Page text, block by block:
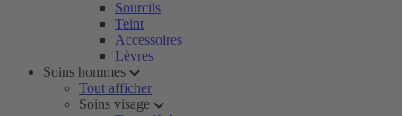
Sourcils
Teint
Accessoires
Lèvres
Soins hommes
Tout afficher
Soins visage